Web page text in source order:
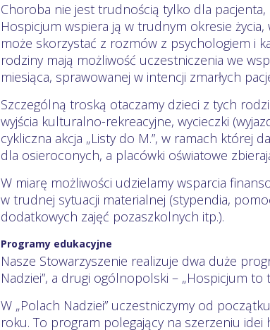
Choroba nie jest trudnością tylko dla pacjenta,
Hospicjum wspiera ją w trudnym okresie
może skorzystać z rozmów z psychologiem i
rodziny mają możliwość uczestniczenia we
miesiąca, sprawowanej w intencji zmarłych
Szczególną troską otaczamy dzieci z tych
wyjścia kulturalno-rekreacyjne, wycieczki
cykliczna akcja „Listy do M.”, w ramach której
dla osieroconych, a placówki oświatowe
W miarę możliwości udzielamy wsparcia
w trudnej sytuacji materialnej (stypendia,
dodatkowych zajęć pozaszkolnych itp.).
Programy edukacyjne
Nasze Stowarzyszenie realizuje dwa duże
Nadziei”, a drugi ogólnopolski – „Hospicjum to
W „Polach Nadziei” uczestniczymy od
roku. To program polegający na szerzeniu